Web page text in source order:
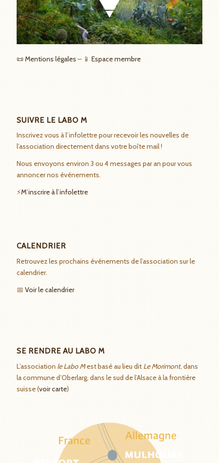
📜 Mentions légales – 📱 Espace membre
SUIVRE LE LABO M
Inscrivez vous à l’infolettre pour recevoir les nouvelles de
l’association directement dans votre boîte mail !
Nous envoyons environ 3 ou 4 messages par an pour vous
annoncer nos événements.
⚡M’inscrire à l’infolettre
CALENDRIER
Retrouvez les prochains événements de l’association sur le
calendrier.
📅 Voir le calendrier
SE RENDRE AU LABO M
L’association le Labo Mest basé au lieu dit Le Morimont, dans
la commune d’Oberlarg, dans le sud de l’Alsace à la frontière
suisse (voir carte)